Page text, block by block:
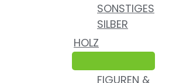
SONSTIGES
SILBER
HOLZ
FIGUREN &